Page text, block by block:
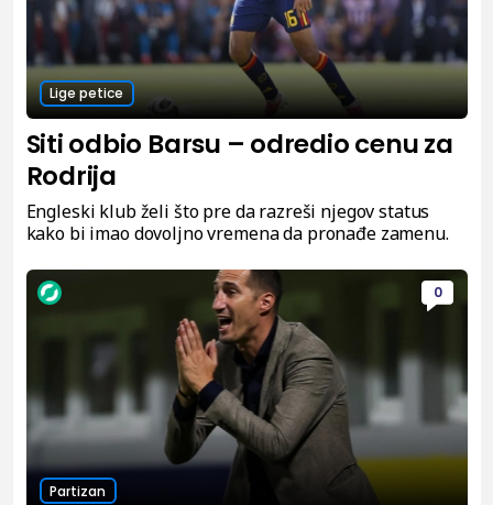
Lige petice
Siti odbio Barsu – odredio cenu za
Rodrija
Engleski klub želi što pre da razreši njegov status
kako bi imao dovoljno vremena da pronađe zamenu.
0
Partizan